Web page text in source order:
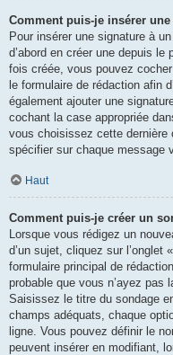
Comment puis-je insérer
Pour insérer une signature à
d’abord en créer une depuis le
fois créée, vous pouvez
le formulaire de rédaction afin
également ajouter une
cochant la case appropriée
vous choisissez cette
spécifier sur chaque message
Haut
Comment puis-je créer un
Lorsque vous rédigez un
d’un sujet, cliquez sur l’onglet
formulaire principal de
probable que vous n’ayez pas
Saisissez le titre du sondage
champs adéquats, chaque
ligne. Vous pouvez définir le
peuvent insérer en modifiant,